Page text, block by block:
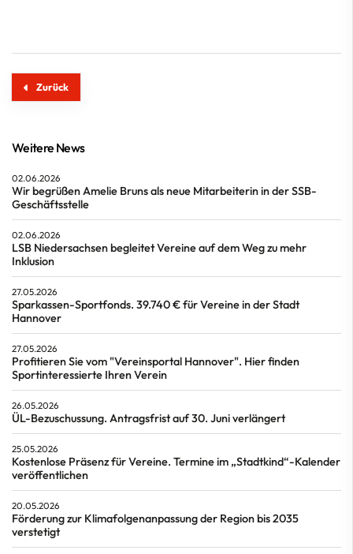
Zurück
Weitere News
02.06.2026
Wir begrüßen Amelie Bruns als neue Mitarbeiterin in der SSB-
Geschäftsstelle
02.06.2026
LSB Niedersachsen begleitet Vereine auf dem Weg zu mehr
Inklusion
27.05.2026
Sparkassen-Sportfonds. 39.740 € für Vereine in der Stadt
Hannover
27.05.2026
Profitieren Sie vom "Vereinsportal Hannover". Hier finden
Sportinteressierte Ihren Verein
26.05.2026
ÜL-Bezuschussung. Antragsfrist auf 30. Juni verlängert
25.05.2026
Kostenlose Präsenz für Vereine. Termine im „Stadtkind“-Kalender
veröffentlichen
20.05.2026
Förderung zur Klimafolgenanpassung der Region bis 2035
verstetigt